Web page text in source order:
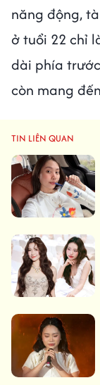
năng động,
ở tuổi 22 chỉ
dài phía
còn mang
TIN LIÊN QUAN